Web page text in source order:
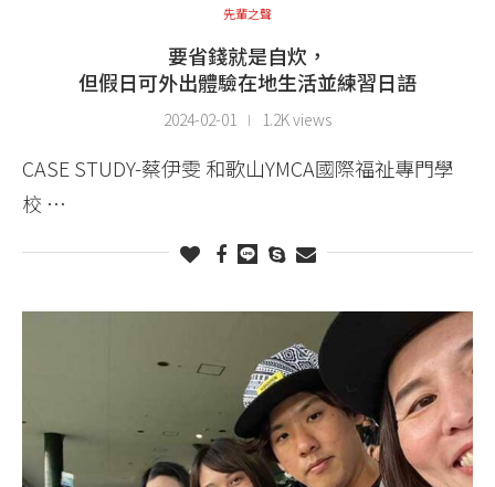
先輩之聲
要省錢就是自炊，
但假日可外出體驗在地生活並練習日語
2024-02-01 1.2K views
CASE STUDY-蔡伊雯 和歌山YMCA國際福祉專門學
校 …